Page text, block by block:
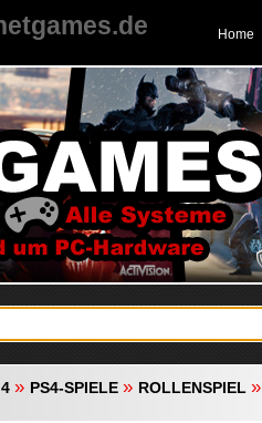
Home
» PS4-SPIELE » ROLLENSPIEL »